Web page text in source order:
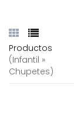
Productos
(infantil »
Chupetes)